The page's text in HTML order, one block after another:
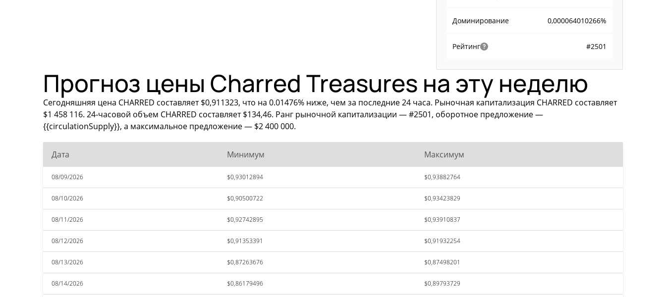
Доминирование 0,000064010266%
Рейтинг #2501
Прогноз цены Charred Treasures на эту неделю
Сегодняшняя цена CHARRED составляет $0,911323, что на 0.01476% ниже, чем за последние 24 часа. Рыночная капитализация CHARRED составляет
$1 458 116. 24-часовой объем CHARRED составляет $134,46. Ранг рыночной капитализации — #2501, оборотное предложение —
{{circulationSupply}}, а максимальное предложение — $2 400 000.
Дата Минимум Максимум
08/09/2026 $0,93012894 $0,93882764
08/10/2026 $0,90500722 $0,93423829
08/11/2026 $0,92742895 $0,93910837
08/12/2026 $0,91353391 $0,91932254
08/13/2026 $0,87263676 $0,87498201
08/14/2026 $0,86179496 $0,89793729